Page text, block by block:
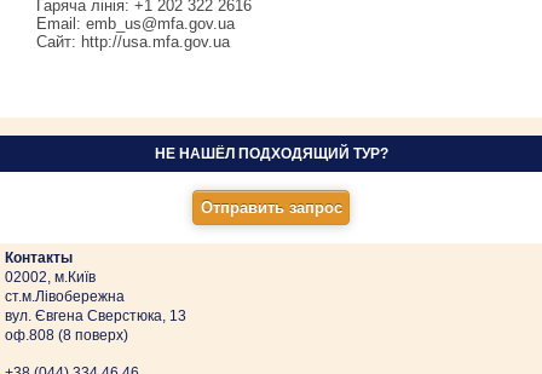
Гаряча лінія: +1 202 322 2616
Email: emb_us@mfa.gov.ua
Сайт: http://usa.mfa.gov.ua
НЕ НАШЁЛ ПОДХОДЯЩИЙ ТУР?
Контакты
02002, м.Київ
ст.м.Лівобережна
вул. Євгена Сверстюка, 13
оф.808 (8 поверх)